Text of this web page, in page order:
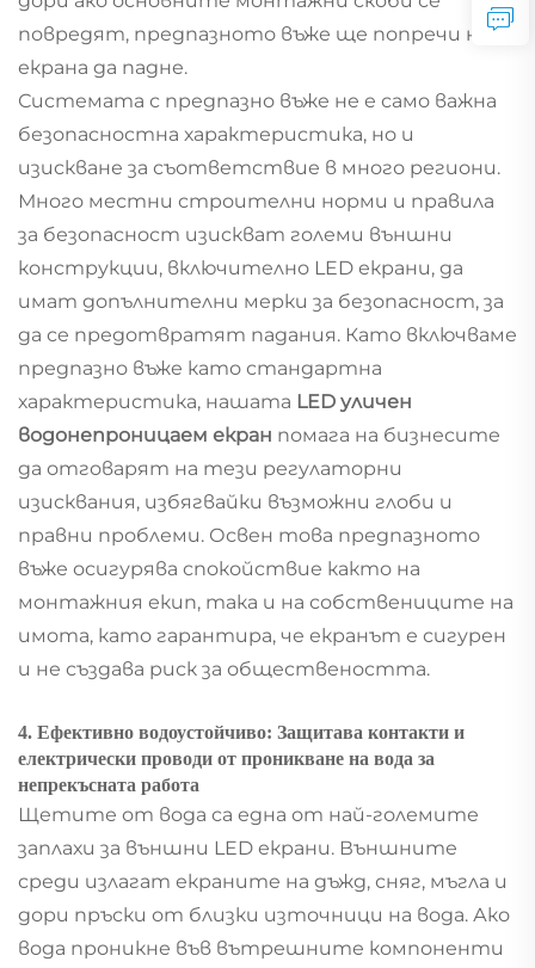
повредят, предпазното въже ще попречи на
екрана да падне.
Системата с предпазно въже не е само важна
безопасностна характеристика, но и
изискване за съответствие в много региони.
Много местни строителни норми и правила
за безопасност изискват големи външни
конструкции, включително LED екрани, да
имат допълнителни мерки за безопасност, за
да се предотвратят падания. Като включваме
предпазно въже като стандартна
характеристика, нашата LED уличен
водонепроницаем екран помага на бизнесите
да отговарят на тези регулаторни
изисквания, избягвайки възможни глоби и
правни проблеми. Освен това предпазното
въже осигурява спокойствие както на
монтажния екип, така и на собствениците на
имота, като гарантира, че екранът е сигурен
и не създава риск за обществеността.
4. Ефективно водоустойчиво: Защитава контакти и
електрически проводи от проникване на вода за
непрекъсната работа
Щетите от вода са една от най-големите
заплахи за външни LED екрани. Външните
среди излагат екраните на дъжд, сняг, мъгла и
дори пръски от близки източници на вода. Ако
вода проникне във вътрешните компоненти